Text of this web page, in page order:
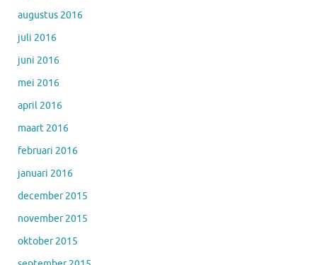
augustus 2016
juli 2016
juni 2016
mei 2016
april 2016
maart 2016
februari 2016
januari 2016
december 2015
november 2015
oktober 2015